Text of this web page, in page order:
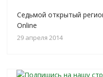
Седьмой открытый
Online
29 апреля 2014